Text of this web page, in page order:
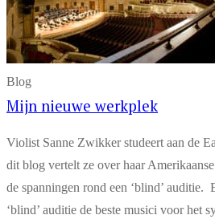
Blog
Mijn nieuwe werkplek
Violist Sanne Zwikker studeert aan de
dit blog vertelt ze over haar
de spanningen rond een ‘blind’ auditie.
‘blind’ auditie de beste musici voor het